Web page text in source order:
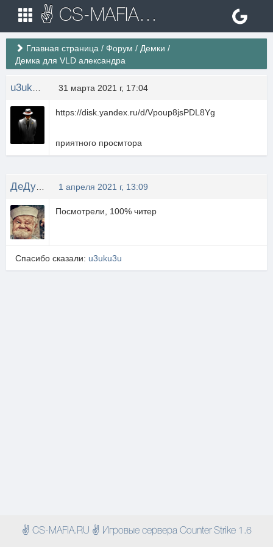
✌ CS-MAFIA.RU ✌ Игровые сервера Counter Strike 1.6
Главная страница / Форум / Демки /
Демка для VLD александра
31 марта 2021 г, 17:04
https://disk.yandex.ru/d/Vpoup8jsPDL8Yg
приятного просмтора
1 апреля 2021 г, 13:09
Посмотрели, 100% читер
Спасибо сказали: u3uku3u
✌ CS-MAFIA.RU ✌ Игровые сервера Counter Strike 1.6